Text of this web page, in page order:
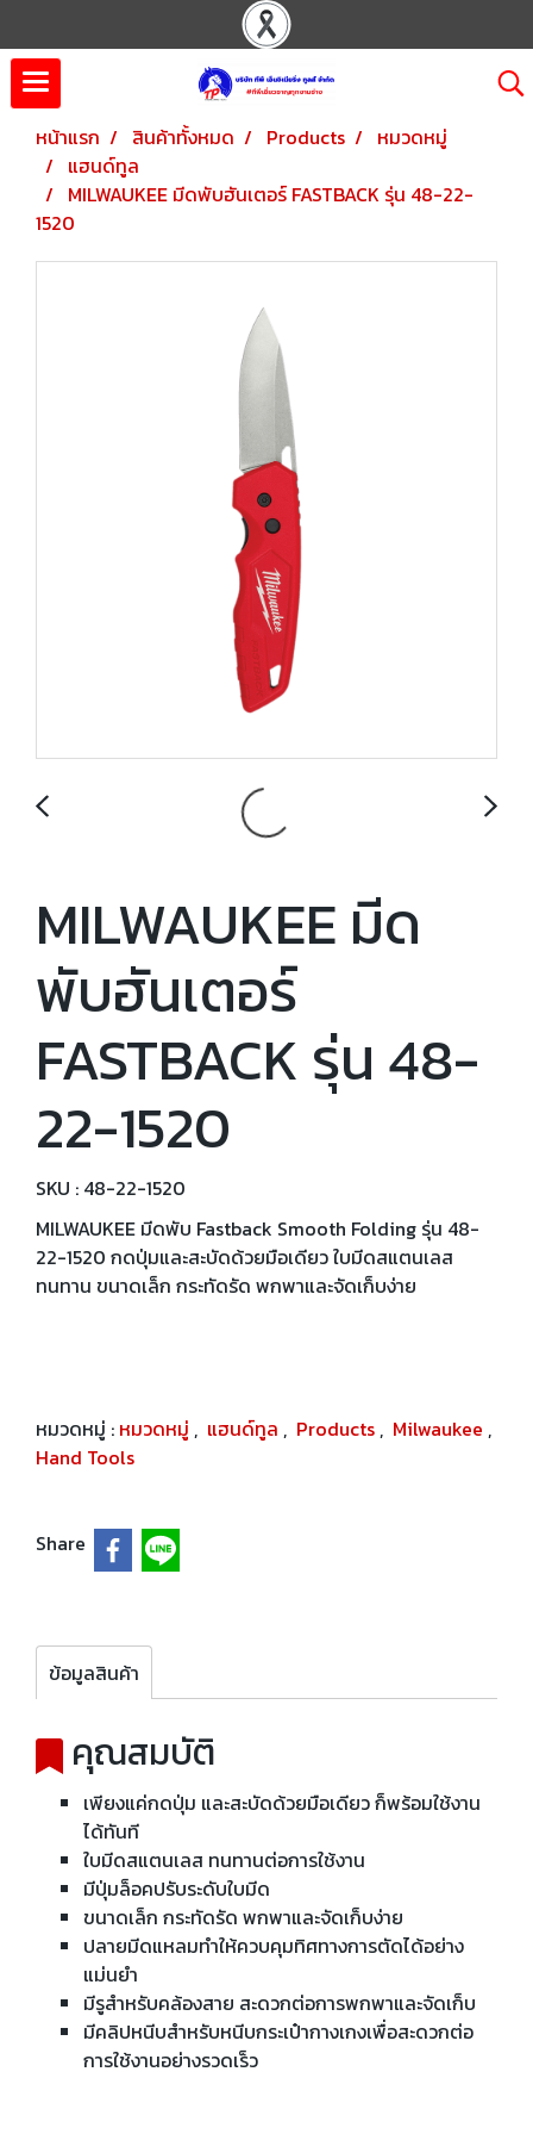
หน้าแรก สินค้าทั้งหมด Products
หมวดหมู่
แฮนด์ทูล
MILWAUKEE มีดพับฮันเตอร์ FASTBACK รุ่น 48-22-
1520
MILWAUKEE มีด
พับฮันเตอร์
FASTBACK รุ่น 48-
22-1520
SKU : 48-22-1520
MILWAUKEE มีดพับ Fastback Smooth Folding รุ่น 48-
22-1520 กดปุ่มและสะบัดด้วยมือเดียว ใบมีดสแตนเลส
ทนทาน ขนาดเล็ก กระทัดรัด พกพาและจัดเก็บง่าย
หมวดหมู่ : หมวดหมู่ , แฮนด์ทูล , Products , Milwaukee ,
Hand Tools
Share
ข้อมูลสินค้า
คุณสมบัติ
เพียงแค่กดปุ่ม และสะบัดด้วยมือเดียว ก็พร้อมใช้งาน
ได้ทันที
ใบมีดสแตนเลส ทนทานต่อการใช้งาน
มีปุ่มล็อคปรับระดับใบมีด
ขนาดเล็ก กระทัดรัด พกพาและจัดเก็บง่าย
ปลายมีดแหลมทำให้ควบคุมทิศทางการตัดได้อย่าง
แม่นยำ
มีรูสำหรับคล้องสาย สะดวกต่อการพกพาและจัดเก็บ
มีคลิปหนีบสำหรับหนีบกระเป๋ากางเกงเพื่อสะดวกต่อ
การใช้งานอย่างรวดเร็ว